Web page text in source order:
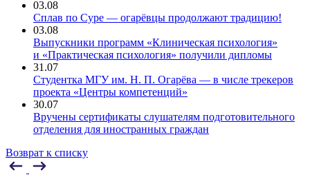
03.08
Сплав по Суре — огарёвцы продолжают традицию!
03.08
Выпускники программ «Клиническая психология»
и «Практическая психология» получили дипломы
31.07
Студентка МГУ им. Н. П. Огарёва — в числе трекеров
проекта «Центры компетенций»
30.07
Вручены сертификаты слушателям подготовительного
отделения для иностранных граждан
Возврат к списку